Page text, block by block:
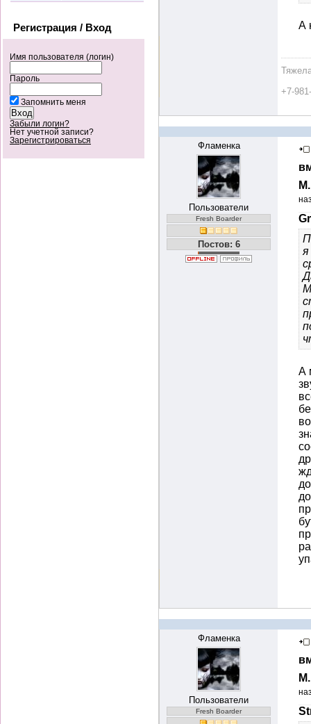
Регистрация / Вход
Имя пользователя (логин)
Пароль
Запомнить меня
Забыли логин?
Нет учетной записи?
Зарегистрироваться
А
+7-
Фламенка
Пользователи
Fresh Boarder
Постов: 6
я
А
Фламенка
Пользователи
Fresh Boarder